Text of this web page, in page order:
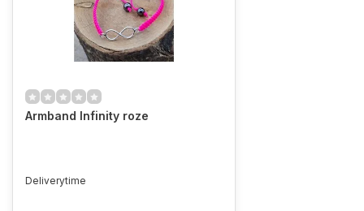
Armband Infinity roze
Deliverytime